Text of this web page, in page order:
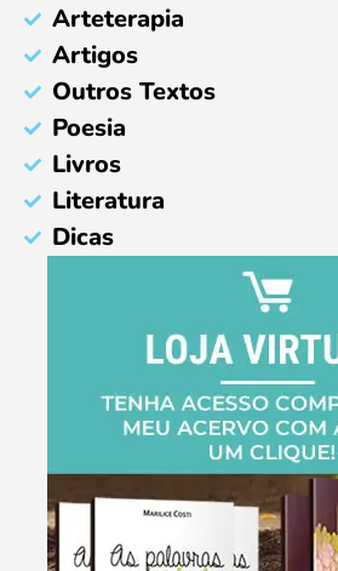
Arteterapia
Artigos
Outros Textos
Poesia
Livros
Literatura
Dicas